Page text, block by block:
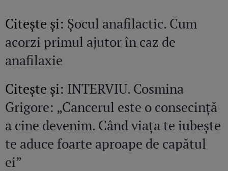
Citeşte şi: Șocul anafilactic. Cum
acorzi primul ajutor în caz de
anafilaxie
Citeşte şi: INTERVIU. Cosmina
Grigore: „Cancerul este o consecință
a cine devenim. Când viața te iubește
te aduce foarte aproape de capătul
ei”